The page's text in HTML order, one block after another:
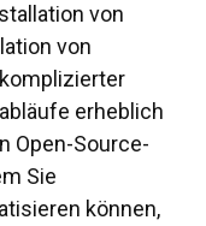
von
von
erheblich
Open-Source-
Sie
können,